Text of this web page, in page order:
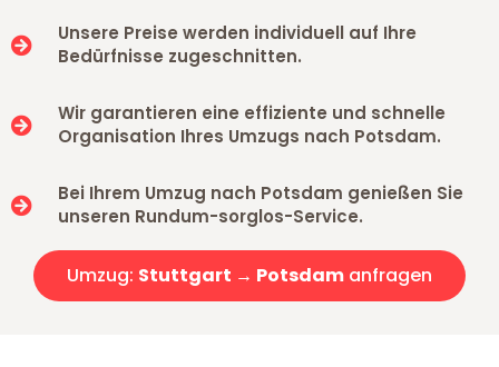
Unsere Preise werden individuell auf Ihre
Bedürfnisse zugeschnitten.
Wir garantieren eine effiziente und schnelle
Organisation Ihres Umzugs nach Potsdam.
Bei Ihrem Umzug nach Potsdam genießen Sie
unseren Rundum-sorglos-Service.
Umzug: Stuttgart → Potsdam anfragen